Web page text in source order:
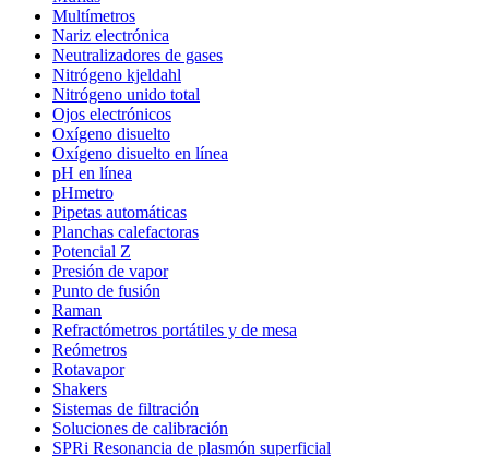
Multímetros
Nariz electrónica
Neutralizadores de gases
Nitrógeno kjeldahl
Nitrógeno unido total
Ojos electrónicos
Oxígeno disuelto
Oxígeno disuelto en línea
pH en línea
pHmetro
Pipetas automáticas
Planchas calefactoras
Potencial Z
Presión de vapor
Punto de fusión
Raman
Refractómetros portátiles y de mesa
Reómetros
Rotavapor
Shakers
Sistemas de filtración
Soluciones de calibración
SPRi Resonancia de plasmón superficial